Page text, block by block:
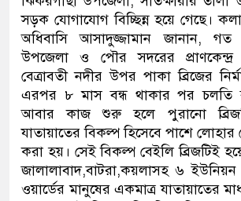
সড়ক যোগাযোগ বিচ্ছিন্ন হয়ে গেছে।
অধিবাসি আসাদুজ্জামান জানান,
উপজেলা ও পৌর সদরের
বেত্রাবতী নদীর উপর পাকা ব্রিজের
এরপর ৮ মাস বন্ধ থাকার পর চলতি
আবার কাজ শুরু হলে পুরানো
যাতায়াতের বিকল্প হিসেবে পাশে লোহার
করা হয়। সেই বিকল্প বেইলি ব্রিজটিই
জালালাবাদ,বাটরা,কয়লাসহ ৬
ওয়ার্ডের মানুষের একমাত্র যাতায়াতের